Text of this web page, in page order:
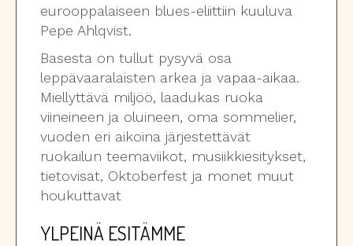
eurooppalaiseen blues-eliittiin kuuluva
Pepe Ahlqvist.
Basesta on tullut pysyvä osa
leppävaaralaisten arkea ja vapaa-aikaa.
Miellyttävä miljöö, laadukas ruoka
viineineen ja oluineen, oma sommelier,
vuoden eri aikoina järjestettävät
ruokailun teemaviikot, musiikkiesitykset,
tietovisat, Oktoberfest ja monet muut
houkuttavat
YLPEINÄ ESITÄMME